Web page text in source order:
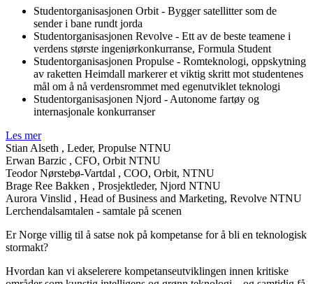
Studentorganisasjonen Orbit - Bygger satellitter som de
sender i bane rundt jorda
Studentorganisasjonen Revolve - Ett av de beste teamene i
verdens største ingeniørkonkurranse, Formula Student
Studentorganisasjonen Propulse - Romteknologi, oppskytning
av raketten Heimdall markerer et viktig skritt mot studentenes
mål om å nå verdensrommet med egenutviklet teknologi
Studentorganisasjonen Njord - Autonome fartøy og
internasjonale konkurranser
Les mer
Stian Alseth , Leder, Propulse NTNU
Erwan Barzic , CFO, Orbit NTNU
Teodor Nørstebø-Vartdal , COO, Orbit, NTNU
Brage Ree Bakken , Prosjektleder, Njord NTNU
Aurora Vinslid , Head of Business and Marketing, Revolve NTNU
Lerchendalsamtalen - samtale på scenen
Er Norge villig til å satse nok på kompetanse for å bli en teknologisk
stormakt?
Hvordan kan vi akselerere kompetanseutviklingen innen kritiske